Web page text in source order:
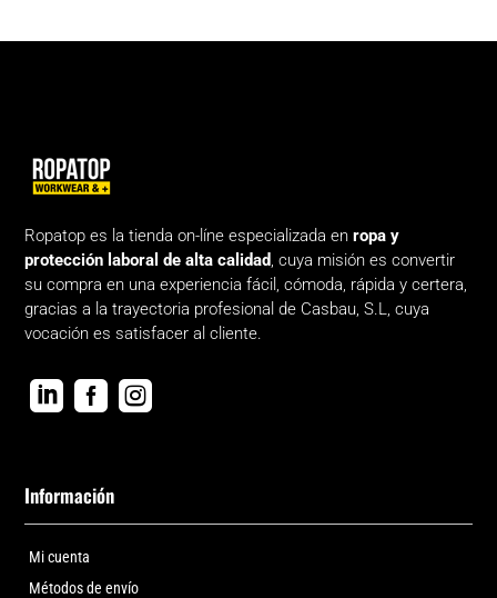
Ropatop es la tienda on-líne especializada enropa y
protección laboral de alta calidad, cuya misión es convertir
su compra en una experiencia fácil, cómoda, rápida y certera,
gracias a la trayectoria profesional de Casbau, S.L, cuya
vocación es satisfacer al cliente.
  
Información
Mi cuenta
Métodos de envío